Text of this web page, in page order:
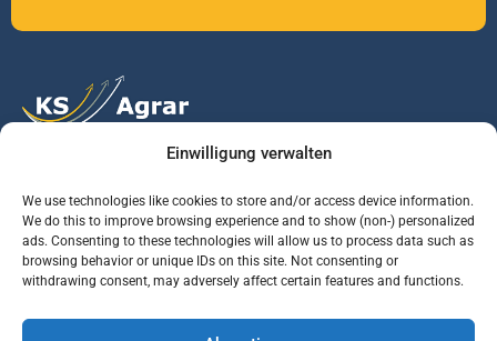
Einwilligung verwalten
We use technologies like cookies to store and/or access device information.
We do this to improve browsing experience and to show (non-) personalized
ads. Consenting to these technologies will allow us to process data such as
browsing behavior or unique IDs on this site. Not consenting or
withdrawing consent, may adversely affect certain features and functions.
Vertrauen Sie auf unsere Expertise im Agrarmarkt.
Services Jobs Informationen